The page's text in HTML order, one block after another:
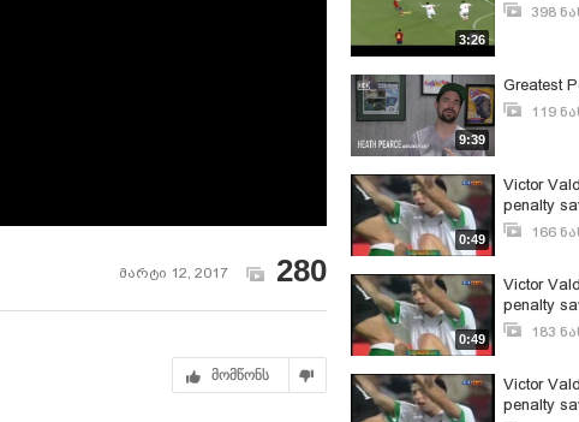
მარტი 12, 2017 280
მომწონს
3:26
398
9:39
Greatest
119
0:49
Victor
penalty
166
0:49
Victor
penalty
183
Victor
penalty